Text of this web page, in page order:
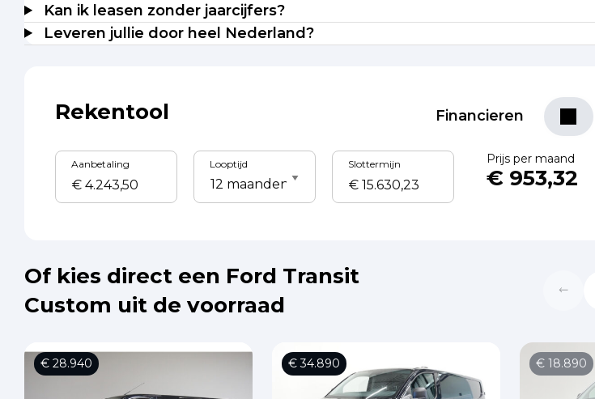
Kan ik leasen zonder jaarcijfers?
Leveren jullie door heel Nederland?
Rekentool Financieren
Aanbetaling Looptijd Slottermijn Prijs per maand
€ 953,32
Of kies direct een Ford Transit
Custom uit de voorraad
€ 28.940 € 34.890 € 18.890